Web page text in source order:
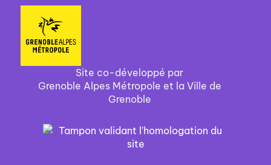
Site co-développé par
Grenoble Alpes Métropole et la Ville de
Grenoble